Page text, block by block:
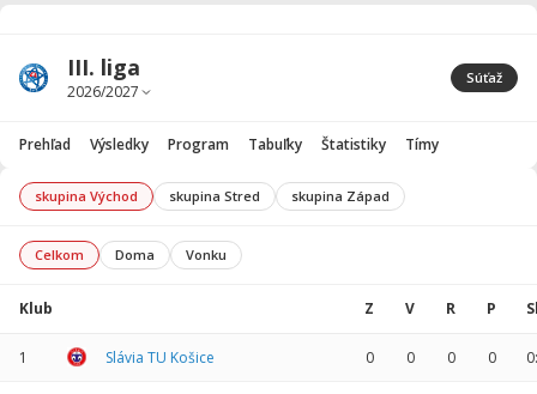
III. liga Súťaž
Prehľad Výsledky Program Tabuľky Štatistiky Tímy
skupina Východ skupina Stred skupina Západ
Celkom Doma Vonku
Klub Z V R P
1 Slávia TU Košice 0 0 0 0